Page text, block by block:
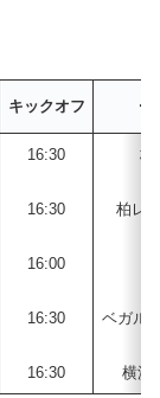
キックオフ
16:30
16:30
16:00
16:30
16:30
桐
柏レ
ベガル
横浜